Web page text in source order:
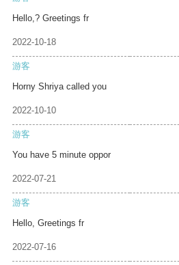
Hello,? Greetings fr
2022-10-18
游客
Horny Shriya called you
2022-10-10
游客
You have 5 minute oppor
2022-07-21
游客
Hello, Greetings fr
2022-07-16